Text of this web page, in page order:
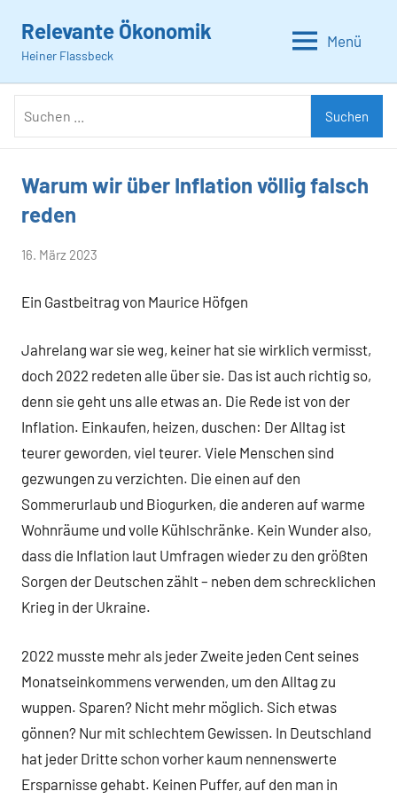
Inhalt
springen
Relevante Ökonomik
Heiner Flassbeck
Menü
Suchen
Allgemein
Warum wir über Inflation völlig falsch
reden
von
Flassbeck
16. März 2023
Ein Gastbeitrag von Maurice Höfgen
Jahrelang war sie weg, keiner hat sie wirklich vermisst,
doch 2022 redeten alle über sie. Das ist auch richtig so,
denn sie geht uns alle etwas an. Die Rede ist von der
Inflation. Einkaufen, heizen, duschen: Der Alltag ist
teurer geworden, viel teurer. Viele Menschen sind
gezwungen zu verzichten. Die einen auf den
Sommerurlaub und Biogurken, die anderen auf warme
Wohnräume und volle Kühlschränke. Kein Wunder also,
dass die Inflation laut Umfragen wieder zu den größten
Sorgen der Deutschen zählt – neben dem schrecklichen
Krieg in der Ukraine.
2022 musste mehr als jeder Zweite jeden Cent seines
Monatseinkommens verwenden, um den Alltag zu
wuppen. Sparen? Nicht mehr möglich. Sich etwas
gönnen? Nur mit schlechtem Gewissen. In Deutschland
hat jeder Dritte schon vorher kaum nennenswerte
Ersparnisse gehabt. Keinen Puffer, auf den man in